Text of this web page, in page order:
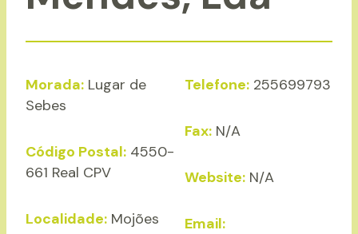
Morada: Lugar de
Sebes
Código Postal: 4550-
661 Real CPV
Localidade: Mojões
Telefone:255699793
Fax:N/A
Website:N/A
Email: